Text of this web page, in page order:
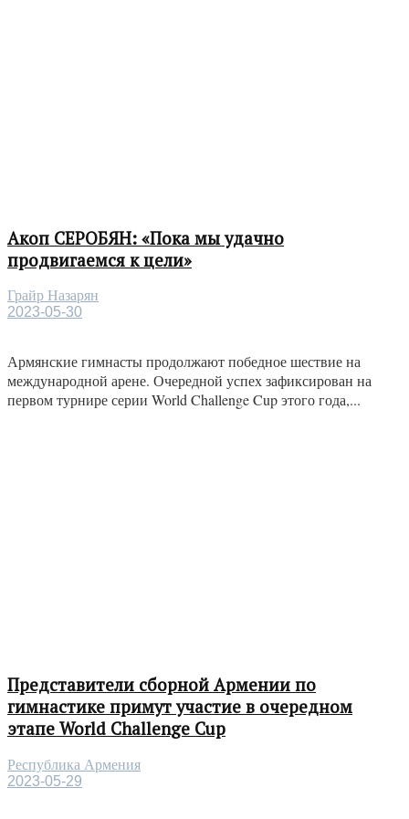
Акоп СЕРОБЯН: «Пока мы удачно
продвигаемся к цели»
Грайр Назарян
2023-05-30
Армянские гимнасты продолжают победное шествие на
международной арене. Очередной успех зафиксирован на
первом турнире серии World Challenge Cup этого года,...
Представители сборной Армении по
гимнастике примут участие в очередном
этапе World Challenge Cup
Республика Армения
2023-05-29